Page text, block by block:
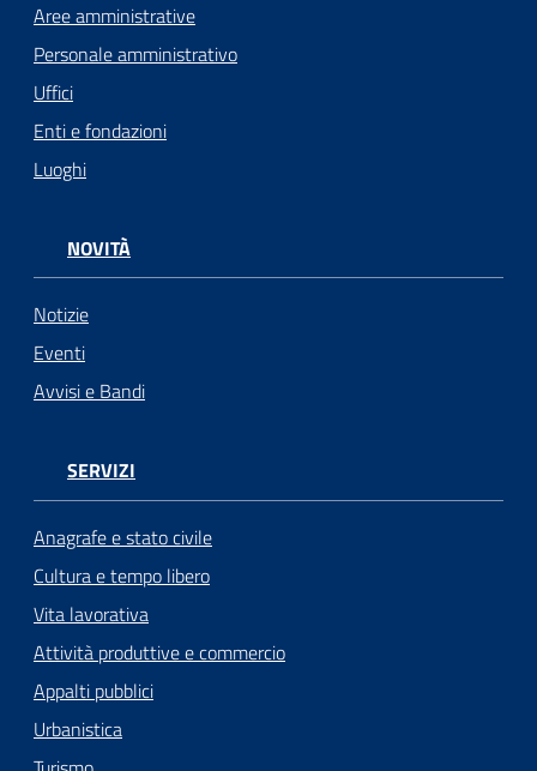
Aree amministrative
Personale amministrativo
Uffici
Enti e fondazioni
Luoghi
NOVITÀ
Notizie
Eventi
Avvisi e Bandi
SERVIZI
Anagrafe e stato civile
Cultura e tempo libero
Vita lavorativa
Attività produttive e commercio
Appalti pubblici
Urbanistica